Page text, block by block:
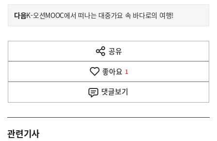
이
전
다
음
다음기
사
K-오션MOOC에서 떠나는 대중가요 속 바다로의 여행!
공유
열
기
좋아요 1
댓글보기
관련기사